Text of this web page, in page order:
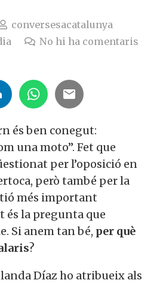
conversesacatalunya
No hi ha comentaris
és ben conegut:
una moto”. Fet que
per l’oposició en
però també per la
més important
és la pregunta que
Si anem tan bé, per què
?
Díaz ho atribueix als